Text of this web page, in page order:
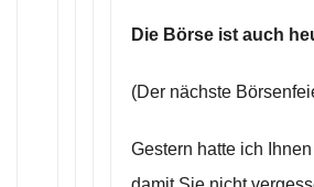
Die Börse ist auch
(Der nächste
Gestern hatte ich